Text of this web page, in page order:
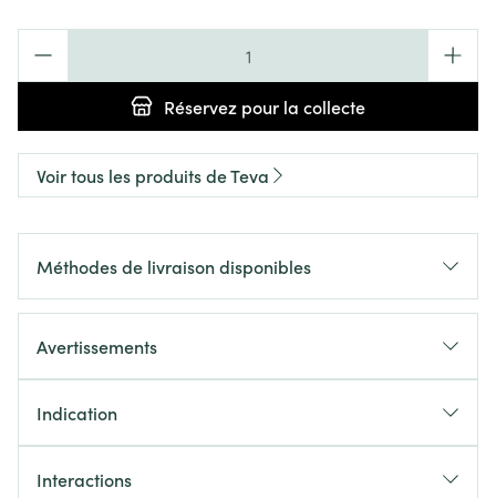
Réservez pour la collecte
Voir tous les produits de Teva
Méthodes de livraison disponibles
Avertissements
Indication
Interactions